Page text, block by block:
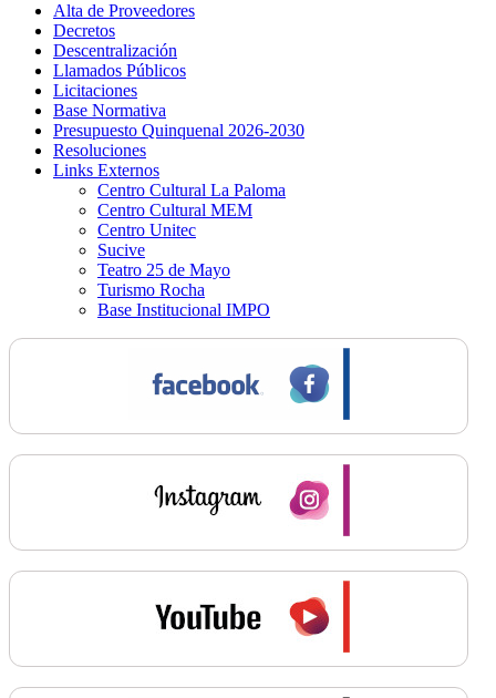
Alta de Proveedores
Decretos
Descentralización
Llamados Públicos
Licitaciones
Base Normativa
Presupuesto Quinquenal 2026-2030
Resoluciones
Links Externos
Centro Cultural La Paloma
Centro Cultural MEM
Centro Unitec
Sucive
Teatro 25 de Mayo
Turismo Rocha
Base Institucional IMPO